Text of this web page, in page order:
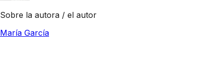
Sobre la autora / el autor
María García